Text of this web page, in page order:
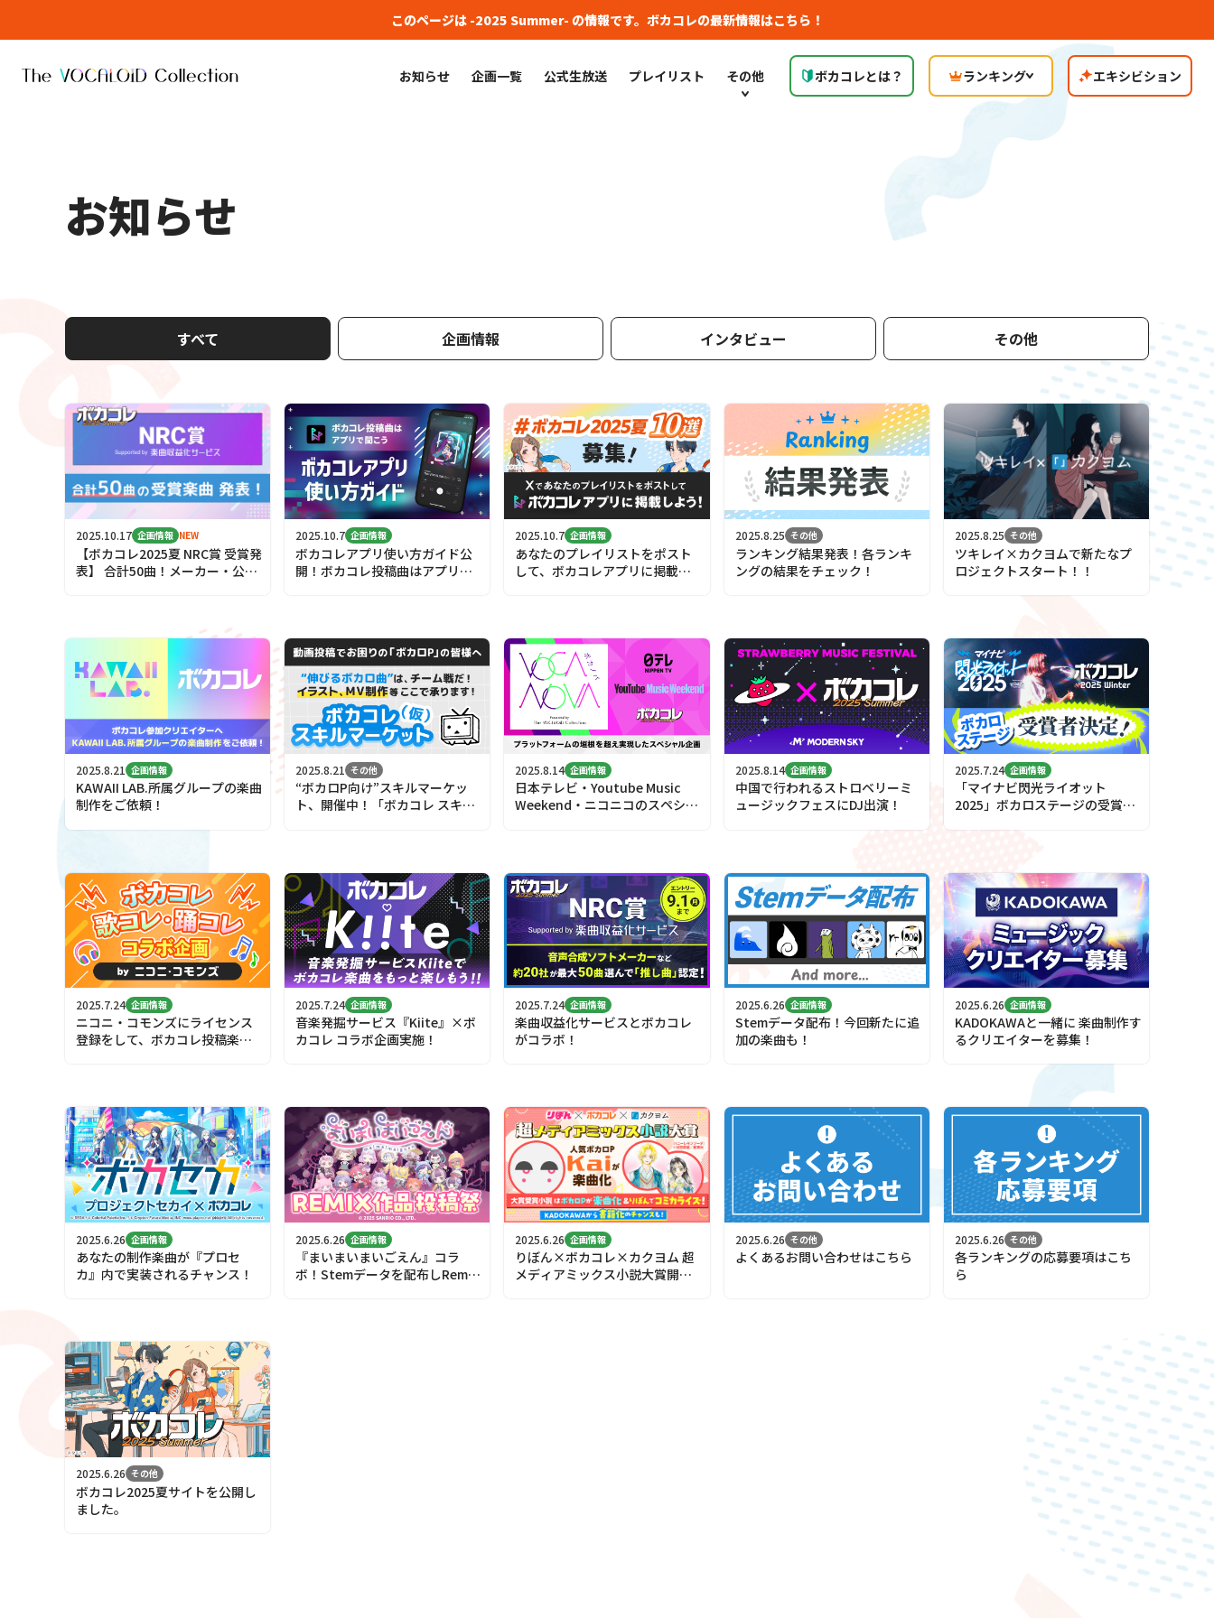
このページは -2025 Summer- の情報です。 ボカコレの最新情報はこちら！
お知らせ 企画一覧 公式生放送 プレイリスト その他 ボカコレとは？ ランキング エキシビション
お知らせ
すべて 企画情報 インタビュー その他
2025.10.17 企画情報 NEW
【ボカコレ2025夏 NRC賞 受賞発
表】 合計50曲！メーカー・公式
2025.10.7 企画情報
ボカコレアプリ使い方ガイド公
開！ボカコレ投稿曲はアプリで
2025.10.7 企画情報
あなたのプレイリストをポスト
して、ボカコレアプリに掲載し
2025.8.25 その他
ランキング結果発表！各ランキ
ングの結果をチェック！
2025.8.25 その他
ツキレイ×カクヨムで新たなプ
ロジェクトスタート！！
2025.8.21 企画情報
KAWAII LAB.所属グループの楽曲
制作をご依頼！
2025.8.21 その他
“ボカロP向け”スキルマーケッ
ト、開催中！「ボカコレ スキル
2025.8.14 企画情報
日本テレビ・Youtube Music
Weekend・ニコニコのスペシャ
2025.8.14 企画情報
中国で行われるストロベリーミ
ュージックフェスにDJ出演！
2025.7.24 企画情報
「マイナビ閃光ライオット
2025」ボカロステージの受賞者
2025.7.24 企画情報
ニコニ・コモンズにライセンス
登録をして、ボカコレ投稿楽曲
2025.7.24 企画情報
音楽発掘サービス『Kiite』×ボ
カコレ コラボ企画実施！
2025.7.24 企画情報
楽曲収益化サービスとボカコレ
がコラボ！
2025.6.26 企画情報
Stemデータ配布！今回新たに追
加の楽曲も！
2025.6.26 企画情報
KADOKAWAと一緒に 楽曲制作す
るクリエイターを募集！
2025.6.26 企画情報
あなたの制作楽曲が『プロセ
カ』内で実装されるチャンス！
2025.6.26 企画情報
『まいまいまいごえん』コラ
ボ！Stemデータを配布しRemix
2025.6.26 企画情報
りぼん×ボカコレ×カクヨム 超
メディアミックス小説大賞開催
2025.6.26 その他
よくあるお問い合わせはこちら
2025.6.26 その他
各ランキングの応募要項はこち
ら
2025.6.26 その他
ボカコレ2025夏サイトを公開し
ました。